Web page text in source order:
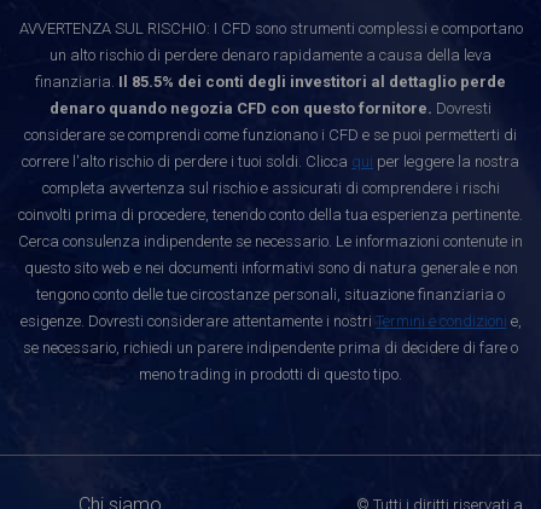
AVVERTENZA SUL RISCHIO: I CFD sono strumenti complessi e comportano
un alto rischio di perdere denaro rapidamente a causa della leva
finanziaria. Il 85.5% dei conti degli investitori al dettaglio perde
denaro quando negozia CFD con questo fornitore. Dovresti
considerare se comprendi come funzionano i CFD e se puoi permetterti di
correre l'alto rischio di perdere i tuoi soldi. Clicca qui per leggere la nostra
completa avvertenza sul rischio e assicurati di comprendere i rischi
coinvolti prima di procedere, tenendo conto della tua esperienza pertinente.
Cerca consulenza indipendente se necessario. Le informazioni contenute in
questo sito web e nei documenti informativi sono di natura generale e non
tengono conto delle tue circostanze personali, situazione finanziaria o
esigenze. Dovresti considerare attentamente i nostri Termini e condizioni e,
se necessario, richiedi un parere indipendente prima di decidere di fare o
meno trading in prodotti di questo tipo.
© Tutti i diritti riservati a